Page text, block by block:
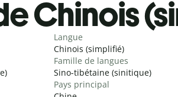
Chinois
Langue
Chinois (simplifié)
Famille de langues
Sino-tibétaine (sinitique)
Pays principal